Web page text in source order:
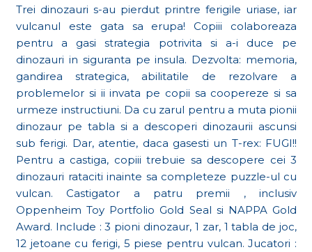
Trei dinozauri s-au pierdut printre ferigile uriase, iar
vulcanul este gata sa erupa! Copiii colaboreaza
pentru a gasi strategia potrivita si a-i duce pe
dinozauri in siguranta pe insula. Dezvolta: memoria,
gandirea strategica, abilitatile de rezolvare a
problemelor si ii invata pe copii sa coopereze si sa
urmeze instructiuni. Da cu zarul pentru a muta pionii
dinozaur pe tabla si a descoperi dinozaurii ascunsi
sub ferigi. Dar, atentie, daca gasesti un T-rex: FUGI!!
Pentru a castiga, copiii trebuie sa descopere cei 3
dinozauri rataciti inainte sa completeze puzzle-ul cu
vulcan. Castigator a patru premii , inclusiv
Oppenheim Toy Portfolio Gold Seal si NAPPA Gold
Award. Include : 3 pioni dinozaur, 1 zar, 1 tabla de joc,
12 jetoane cu ferigi, 5 piese pentru vulcan. Jucatori :